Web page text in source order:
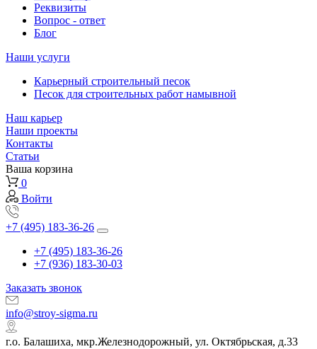
Реквизиты
Вопрос - ответ
Блог
Наши услуги
Карьерный строительный песок
Песок для строительных работ намывной
Наш карьер
Наши проекты
Контакты
Статьи
Ваша корзина
0
Войти
+7 (495) 183-36-26
+7 (495) 183-36-26
+7 (936) 183-30-03
Заказать звонок
info@stroy-sigma.ru
г.о. Балашиха, мкр.Железнодорожный, ул. Октябрьская, д.33